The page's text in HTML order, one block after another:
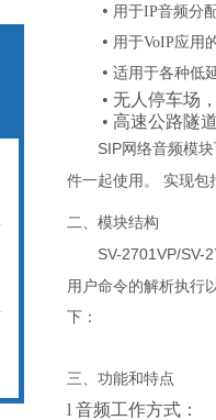
• 用于IP音频分
• 用于VoIP应用
• 适用于各种低
• 无人停车场
• 高速公路隧
SIP网络音频模
件一起使用。 实现包
二、模块结构
SV-2701VP/SV-
用户命令的解析执行
下 ：
三、功能和特点
l 音频工作方式：